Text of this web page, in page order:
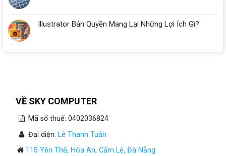
Illustrator Bản Quyền Mang Lại Những Lợi Ích Gì?
VỀ SKY COMPUTER
Mã số thuế: 0402036824
Đại diện: Lê Thanh Tuấn
115 Yên Thế, Hòa An, Cẩm Lệ, Đà Nẵng